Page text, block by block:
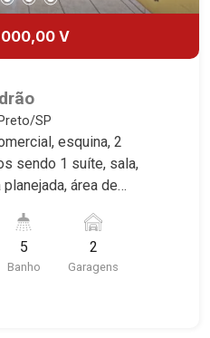
V
SP
esquina, 2
sendo 1 suíte, sala,
área de
feminino, cozinha,
excelente
Café. Martinelli
5
Banho
2
Garagens